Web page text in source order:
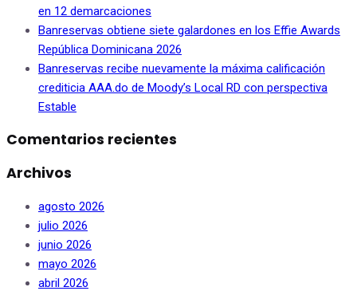
en 12 demarcaciones
Banreservas obtiene siete galardones en los Effie Awards
República Dominicana 2026
Banreservas recibe nuevamente la máxima calificación
crediticia AAA.do de Moody’s Local RD con perspectiva
Estable
Comentarios recientes
Archivos
agosto 2026
julio 2026
junio 2026
mayo 2026
abril 2026